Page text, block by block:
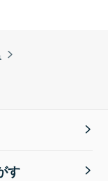
す